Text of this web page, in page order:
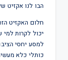
הבו לנו אקזיט של 300 מליון דולר, ולא נעיז
חלום האקזיט
יכול לקרות למי
למסע יחסי
כותלי כלא